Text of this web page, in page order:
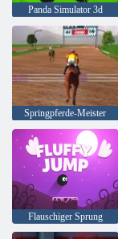
Panda Simulator 3d
Springpferde-Meister
Flauschiger Sprung